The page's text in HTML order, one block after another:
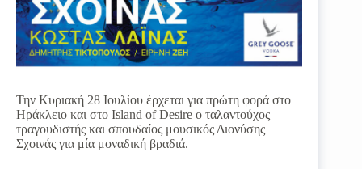
Την Κυριακή 28 Ιουλίου έρχεται για πρώτη φορά στο
Ηράκλειο και στο Island of Desire ο ταλαντούχος
τραγουδιστής και σπουδαίος μουσικός Διονύσης
Σχοινάς για μία μοναδική βραδιά.